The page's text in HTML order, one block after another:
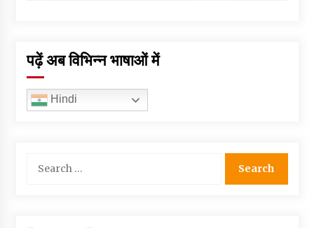
पढ़ें अब विभिन्न भाषाओं में
Hindi
for: